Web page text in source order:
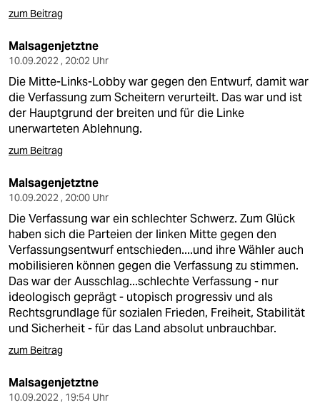
zum Beitrag
Malsagenjetztne
10.09.2022 , 20:02 Uhr
Die Mitte-Links-Lobby war gegen den Entwurf, damit war
die Verfassung zum Scheitern verurteilt. Das war und ist
der Hauptgrund der breiten und für die Linke
unerwarteten Ablehnung.
zum Beitrag
Malsagenjetztne
10.09.2022 , 20:00 Uhr
Die Verfassung war ein schlechter Schwerz. Zum Glück
haben sich die Parteien der linken Mitte gegen den
Verfassungsentwurf entschieden....und ihre Wähler auch
mobilisieren können gegen die Verfassung zu stimmen.
Das war der Ausschlag...schlechte Verfassung - nur
ideologisch geprägt - utopisch progressiv und als
Rechtsgrundlage für sozialen Frieden, Freiheit, Stabilität
und Sicherheit - für das Land absolut unbrauchbar.
zum Beitrag
Malsagenjetztne
10.09.2022 , 19:54 Uhr